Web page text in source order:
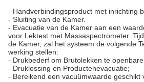
- Handverbindingsproduct met inrichting
- Sluiting van de Kamer.
- Evacuatie van de Kamer aan een
voor Lektest met Massaspectrometer.
de Kamer, zal het systeem de volgende
werking stellen:
- Drukbederf om Brutolekken te
- Druklossing en Productenevacuatie;
- Bereikend een vacuümwaarde geschikt